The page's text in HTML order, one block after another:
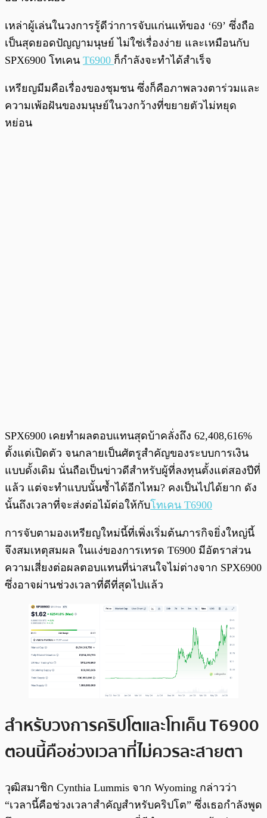
เหล่าผู้เล่นในวงการรู้ดีว่าการจับแก่นแท้ของ ‘69’ ซึ่งถือ
เป็นสุดยอดปัญญามนุษย์ ไม่ใช่เรื่องง่าย และเหมือนกับ
SPX6900 โทเคน T6900 ก็กำลังจะทำได้สำเร็จ
เหรียญมีมคือเรื่องของชุมชน ซึ่งก็คือภาพลวงตาร่วมและ
ความเพ้อฝันของมนุษย์ในวงกว้างที่ขยายตัวไม่หยุด
หย่อน
SPX6900 เคยทำผลตอบแทนสุดบ้าคลั่งถึง 62,408,616%
ตั้งแต่เปิดตัว จนกลายเป็นศัตรูสำคัญของระบบการเงิน
แบบดั้งเดิม นั่นถือเป็นข่าวดีสำหรับผู้ที่ลงทุนตั้งแต่สองปีที่
แล้ว แต่จะทำแบบนั้นซ้ำได้อีกไหม? คงเป็นไปได้ยาก ดัง
นั้นถึงเวลาที่จะส่งต่อไม้ต่อให้กับโทเคน T6900
การจับตามองเหรียญใหม่นี้ที่เพิ่งเริ่มต้นภารกิจยิ่งใหญ่นี้
จึงสมเหตุสมผล ในแง่ของการเทรด T6900 มีอัตราส่วน
ความเสี่ยงต่อผลตอบแทนที่น่าสนใจไม่ต่างจาก SPX6900
ซึ่งอาจผ่านช่วงเวลาที่ดีที่สุดไปแล้ว
สำหรับวงการคริปโตและโทเค็น T6900
ตอนนี้คือช่วงเวลาที่ไม่ควรละสายตา
วุฒิสมาชิก Cynthia Lummis จาก Wyoming กล่าวว่า
“เวลานี้คือช่วงเวลาสำคัญสำหรับคริปโต” ซึ่งเธอกำลังพูด